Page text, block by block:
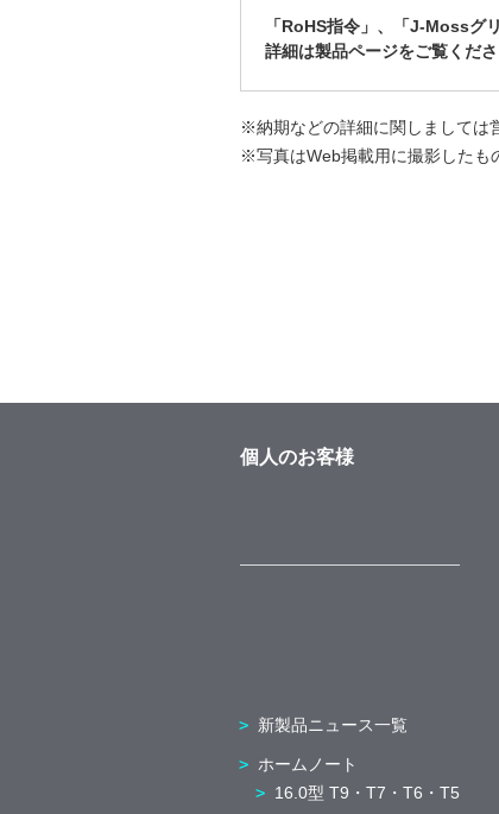
「RoHS指令」、「J-Mossグ
詳細は製品ページをご覧くだ
※納期などの詳細に関しましては
※写真はWeb掲載用に撮影したも
個人のお客様
新製品ニュース一覧
ホームノート
16.0型 T9・T7・T6・T5